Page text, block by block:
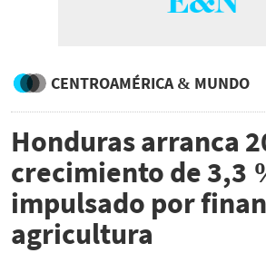
CENTROAMÉRICA & MUNDO
Honduras arranca
crecimiento de 3,3
impulsado por
agricultura